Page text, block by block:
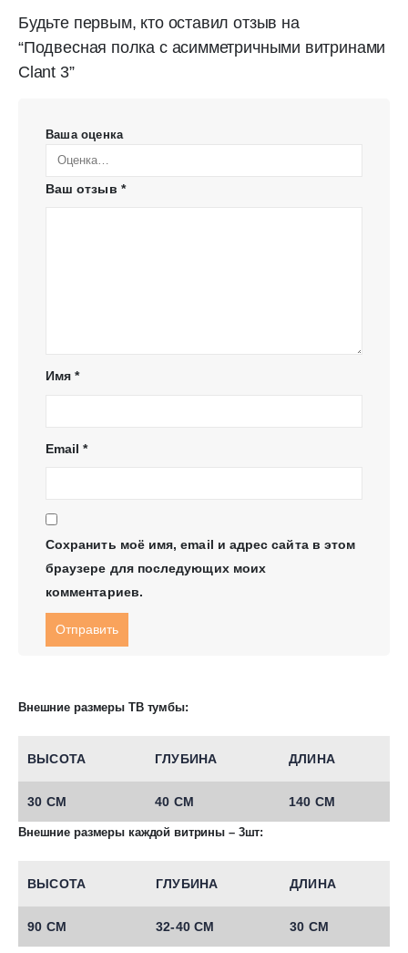
Будьте первым, кто оставил отзыв на
“Подвесная полка с асимметричными витринами
Clant 3”
Ваша оценка
Ваш отзыв *
Имя*
Email*
Сохранить моё имя, email и адрес сайта в этом
браузере для последующих моих
комментариев.
Внешние размеры ТВ тумбы:
ВЫСОТА ГЛУБИНА ДЛИНА
30 СМ 40 СМ 140 СМ
Внешние размеры каждой витрины – 3шт:
ВЫСОТА ГЛУБИНА ДЛИНА
90 СМ 32-40 СМ 30 СМ